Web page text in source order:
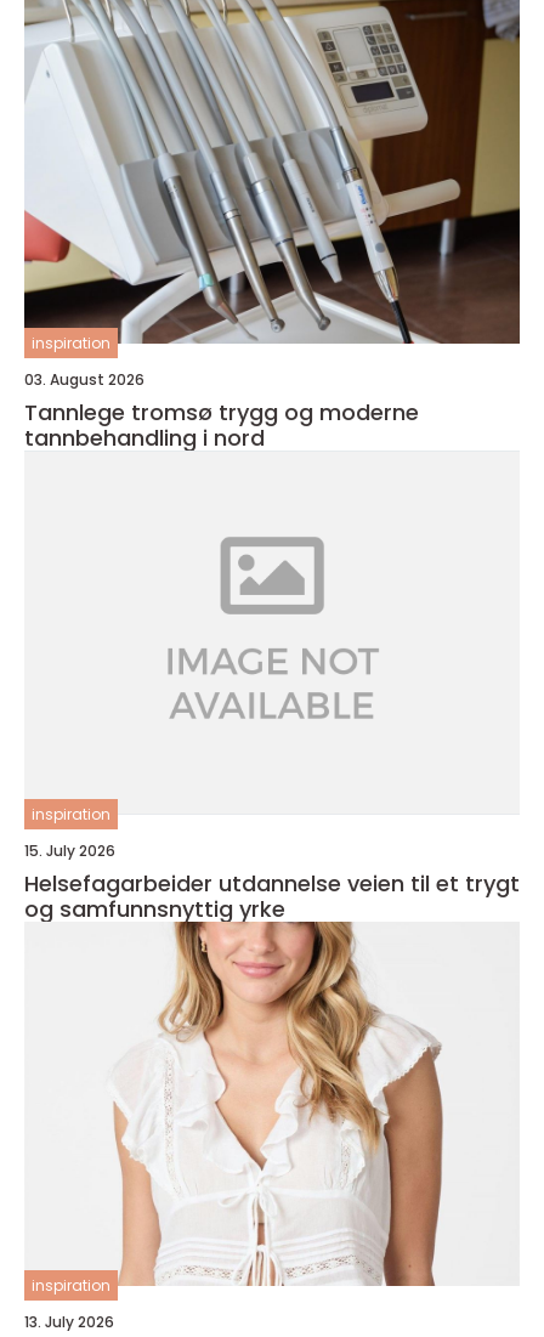
inspiration
03. August 2026
Tannlege tromsø trygg og moderne
tannbehandling i nord
inspiration
15. July 2026
Helsefagarbeider utdannelse veien til et trygt
og samfunnsnyttig yrke
inspiration
13. July 2026